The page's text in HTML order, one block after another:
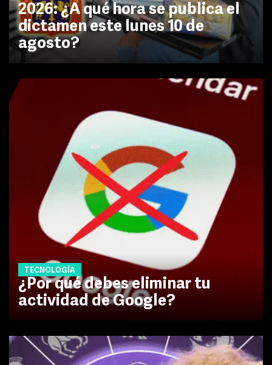
2026: ¿A qué hora se publica el
dictamen este lunes 10 de
agosto?
TECNOLOGÍA
¿Por qué debes eliminar tu
actividad de Google?